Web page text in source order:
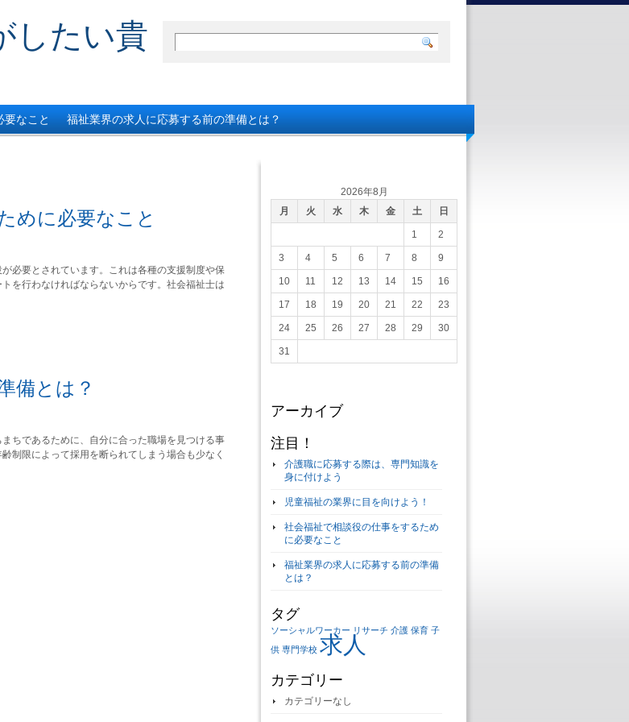
したい貴
なこと 福祉業界の求人に応募する前の準備とは？
めに必要なこと
必要とされています。これは各種の支援制度や保
を行わなければならないからです。社会福祉士は
備とは？
ちであるために、自分に合った職場を見つける事
制限によって採用を断られてしまう場合も少なく
2026年8月
月
火 水 木 金 土 日
1 2
3 4 5 6 7 8 9
10 11 12 13 14 15 16
17 18 19 20 21 22 23
24 25 26 27 28 29 30
31
アーカイブ
注目！
介護職に応募する際は、専門知識を
身に付けよう
児童福祉の業界に目を向けよう！
社会福祉で相談役の仕事をするため
に必要なこと
福祉業界の求人に応募する前の準備
とは？
タグ
ソーシャルワーカー リサーチ 介護 保育 子
供 専門学校 求人
カテゴリー
カテゴリーなし